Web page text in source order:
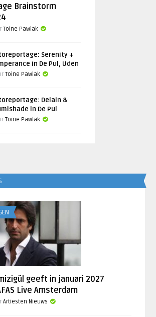
Brainstorm
Toine Pawlak
Serenity +
in De Pul, Uden
Toine Pawlak
Delain &
in De Pul
Toine Pawlak
geeft in januari 2027
Live Amsterdam
Artiesten Nieuws